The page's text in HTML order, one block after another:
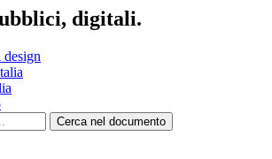
digitali.
Cerca nel documento